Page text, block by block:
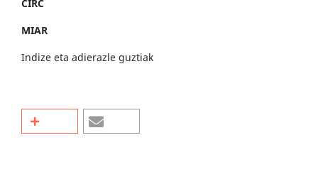
CIRC
MIAR
Indize eta adierazle guztiak